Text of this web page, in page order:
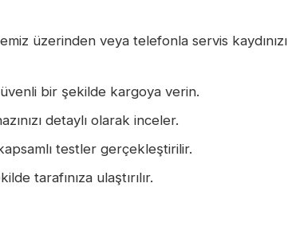
üzerinden veya telefonla servis kaydınızı
bir şekilde kargoya verin.
detaylı olarak inceler.
testler gerçekleştirilir.
tarafınıza ulaştırılır.